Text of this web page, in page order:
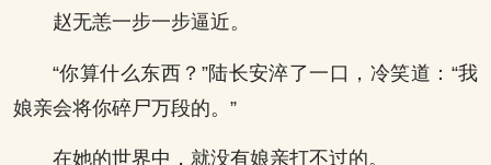
赵无恙一步一步逼近。
“你算什么东西？”陆长安淬了一口，冷笑道：“我
娘亲会将你碎尸万段的。”
在她的世界中，就没有娘亲打不过的。